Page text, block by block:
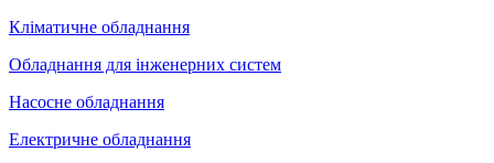
Кліматичне обладнання
Обладнання для інженерних систем
Насосне обладнання
Електричне обладнання